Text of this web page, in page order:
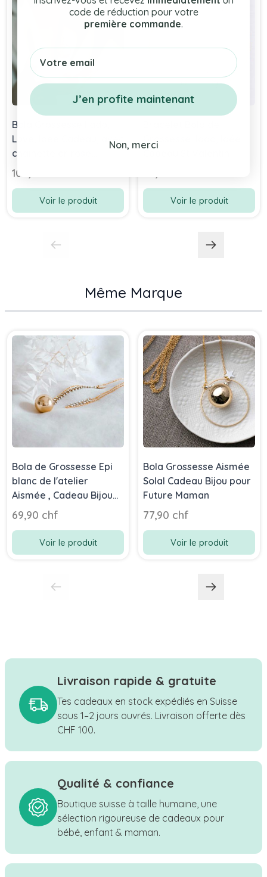
Bola Grossesse Ilado,
Love, Idée Cadeau, avec
chainette or rose,
Livraison Gratuite
109,00 chf
Voir le produit
Grossesse Ilado, Idée
Voir le produit
Même Marque
Bola de Grossesse Epi
blanc de l'atelier
Aismée , Cadeau Bijou
Future Maman
69,90 chf
Voir le produit
Bola Grossesse Aismée
Solal Cadeau Bijou pour
Future Maman
77,90 chf
Voir le produit
Livraison rapide & gratuite
Tes cadeaux en stock expédiés en Suisse
sous 1–2 jours ouvrés. Livraison offerte dès
CHF 100.
Qualité & confiance
Boutique suisse à taille humaine, une
sélection rigoureuse de cadeaux pour
bébé, enfant & maman.
code de réduction pour votre
première commande.
Email
J’en profite maintenant
Non, merci